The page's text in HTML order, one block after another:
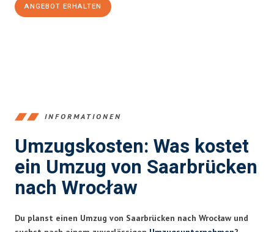
ANGEBOT ERHALTEN
INFORMATIONEN
Umzugskosten: Was kostet
ein Umzug von Saarbrücken
nach Wrocław
Du planst einen Umzug von Saarbrücken nach Wrocław und